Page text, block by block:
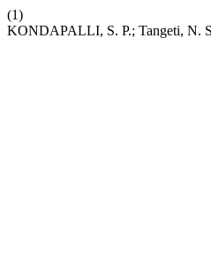
(1)
KONDAPALLI, S. P.; Tangeti, N.